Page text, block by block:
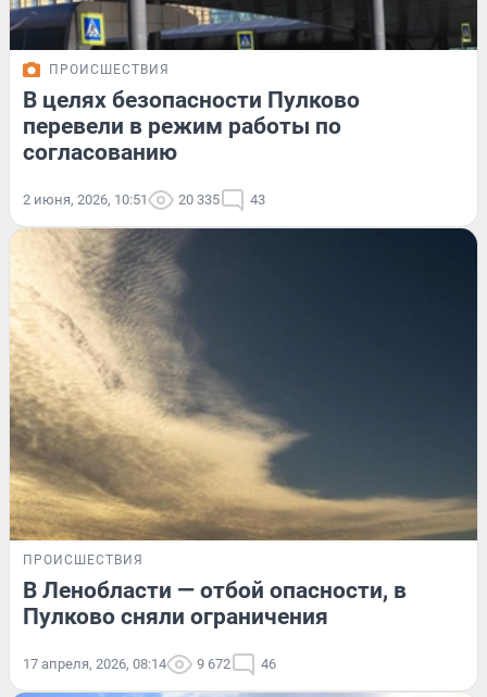
ПРОИСШЕСТВИЯ
В целях безопасности Пулково
перевели в режим работы по
согласованию
2 июня, 2026, 10:51 20 335 43
ПРОИСШЕСТВИЯ
В Ленобласти — отбой опасности, в
Пулково сняли ограничения
17 апреля, 2026, 08:14 9 672 46